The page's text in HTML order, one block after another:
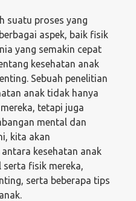
suatu proses yang
aspek, baik fisik
yang semakin cepat
kesehatan anak
Sebuah penelitian
anak tidak hanya
tetapi juga
mental dan
kita akan
kesehatan anak
serta fisik mereka,
serta beberapa tips